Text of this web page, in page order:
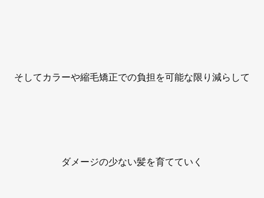
そしてカラーや縮毛矯正での負担を可能な限り減らして
ダメージの少ない髪を育てていく